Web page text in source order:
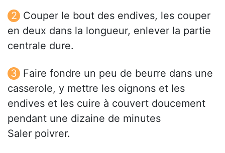
Couper le bout des endives, les couper
en deux dans la longueur, enlever la partie
centrale dure.
Faire fondre un peu de beurre dans une
casserole, y mettre les oignons et les
endives et les cuire à couvert doucement
pendant une dizaine de minutes
Saler poivrer.